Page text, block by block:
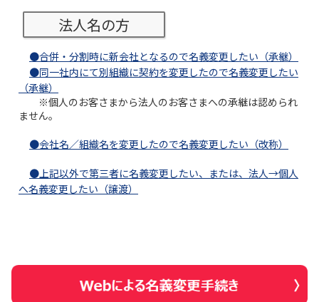
法人名の方
●合併・分割時に新会社となるので名義変更したい（承継）
●同一社内にて別組織に契約を変更したので名義変更したい
（承継）
※個人のお客さまから法人のお客さまへの承継は認められ
ません。
●会社名／組織名を変更したので名義変更したい（改称）
●上記以外で第三者に名義変更したい、または、法人→個人
へ名義変更したい（譲渡）